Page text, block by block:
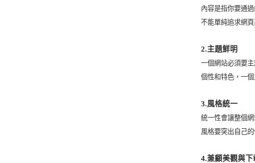
內容是指你要通
不能單純追求網
2.主題鮮明
一個網站必須要
個性和特色，一
3.風格統一
統一性會讓整個
風格要突出自己
4.兼顧美觀與下